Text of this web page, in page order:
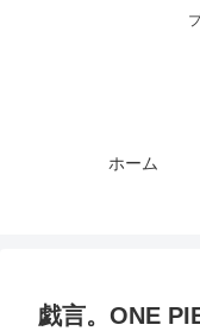
ホーム
戯言。ONE